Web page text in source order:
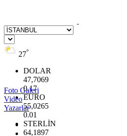
27°
DOLAR
47,7069
0.17
EURO
55,0265
0.01
STERLİN
64,1897
Foto Galeri
Video
Yazarlar